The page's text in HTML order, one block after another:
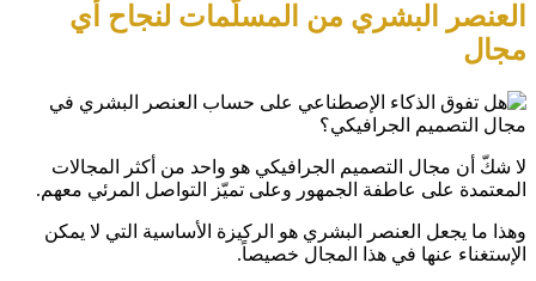
العنصر البشري من المسلّمات لنجاح أي
مجال
لا شكّ أن مجال التصميم الجرافيكي هو واحد من أكثر المجالات
المعتمدة على عاطفة الجمهور وعلى تميّز التواصل المرئي معهم.
وهذا ما يجعل العنصر البشري هو الركيزة الأساسية التي لا يمكن
الإستغناء عنها في هذا المجال خصيصاً.